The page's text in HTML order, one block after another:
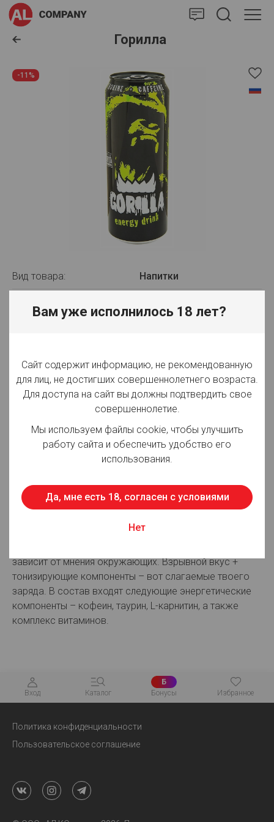
Горилла
-11%
Вид товара: Напитки
Пивоваренная Компания"
Вид упаковки: ж/б
Срок годности: 547 суток
Страна производства: Россия
Для просмотра цен авторизуйтесь
Описание:
напиток для молодых, экстремальных, амбициозных
зависит от мнения окружающих. Взрывной вкус +
тонизирующие компоненты – вот слагаемые твоего
заряда. В состав входят следующие энергетические
компоненты – кофеин, таурин, L-карнитин, а также
комплекс витаминов.
Вход Каталог
Б
Бонусы
Избранное
Политика конфиденциальности
Пользовательское соглашение
Вам уже исполнилось 18 лет?
Сайт содержит информацию, не рекомендованную
для лиц, не достигших совершеннолетнего возраста.
Для доступа на сайт вы должны подтвердить свое
совершеннолетие.
Мы используем файлы cookie, чтобы улучшить
работу сайта и обеспечить удобство его
использования.
Да, мне есть 18, согласен с условиями
Нет